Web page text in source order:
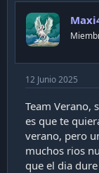
12 Junio 2025
Team Verano,
es que te
verano, pero
muchos rios
que el dia